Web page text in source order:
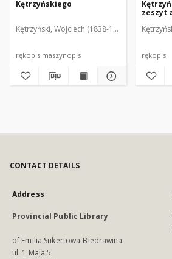
Kętrzyńskiego
Kętrzyński, Wojciech (1838-1918)
rękopis maszynopis
zeszyt
rękopis
CONTACT DETAILS
Address
Provincial Public Library
of Emilia Sukertowa-Biedrawina
ul. 1 Maja 5